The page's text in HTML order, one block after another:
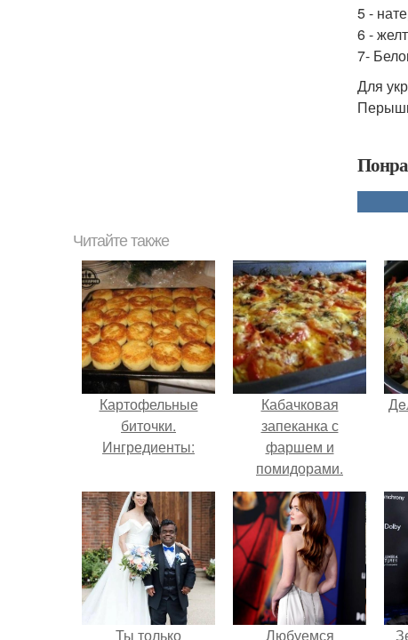
5 -
6 -
7-
Для
Читайте также
Картофельные
биточки.
Ингредиенты:
Кабачковая
запеканка с
фаршем и
помидорами.
Ты только Любуемся